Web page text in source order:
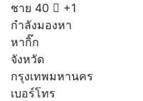
ชาย 40
+1
กำลังมองหา
หากิ๊ก
จังหวัด
กรุงเทพมหานคร
เบอร์โทร